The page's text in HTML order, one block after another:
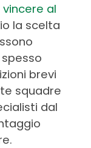
al
la scelta
brevi
squadre
dal